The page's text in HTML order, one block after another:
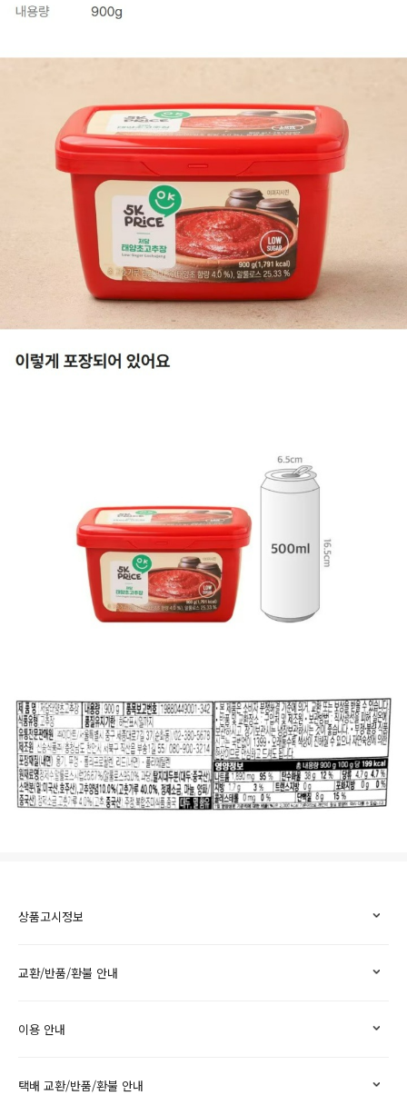
상품고시정보
교환/반품/환불 안내
이용 안내
택배 교환/반품/환불 안내